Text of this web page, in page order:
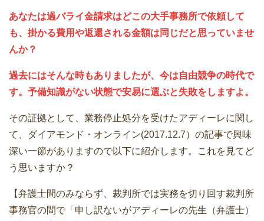
あなたは過バライ金請求はどこの大手事務所で依頼して
も、掛かる費用や返還される金額は同じだと思っていませ
んか？
過去にはそんな時もありましたが、今は自由競争の時代で
す。予備知識がない状態で安易に選ぶと失敗をしますよ。
その証拠として、業務停止処分を受けたアディーレに関し
て、ダイアモンド・オンライン(2017.12.7）の記事で興味
深い一節がありますので以下に紹介します。これを見てど
う思いますか？
【弁護士間のみならず、裁判所では実務を切り回す裁判所
事務官の間で「申し訳ないがアディーレの先生（弁護士）